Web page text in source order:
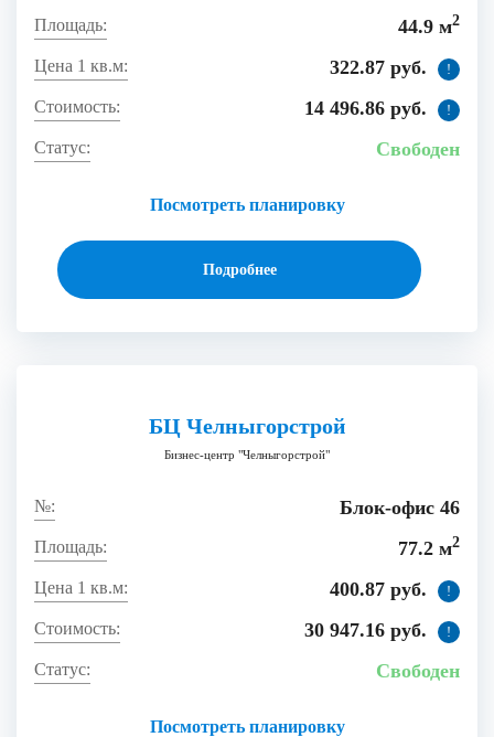
44.9 м2
322.87 руб. !
14 496.86 руб. !
Посмотреть планировку
Свободен
Подробнее
БЦ Челныгорстрой
Бизнес-центр "Челныгорстрой"
Блок-офис 46
77.2 м2
400.87 руб. !
30 947.16 руб. !
Посмотреть планировку
Свободен